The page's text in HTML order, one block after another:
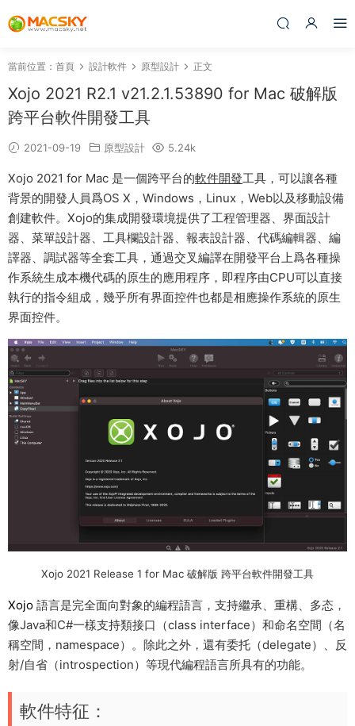
當前位置： 首頁 設計軟件 原型設計 正文
Xojo 2021 R2.1 v21.2.1.53890 for Mac 破解版
跨平台軟件開發工具
2021-09-19 原型設計 5.24k
Xojo 2021 for Mac 是一個跨平台的軟件開發工具，可以讓各種
背景的開發人員爲OS X，Windows，Linux，Web以及移動設備
創建軟件。Xojo的集成開發環境提供了工程管理器、界面設計
器、菜單設計器、工具欄設計器、報表設計器、代碼編輯器、編
譯器、調試器等全套工具，通過交叉編譯在開發平台上爲各種操
作系統生成本機代碼的原生的應用程序，即程序由CPU可以直接
執行的指令組成，幾乎所有界面控件也都是相應操作系統的原生
界面控件。
Xojo 2021 Release 1 for Mac 破解版 跨平台軟件開發工具
Xojo 語言是完全面向對象的編程語言，支持繼承、重構、多态，
像Java和C#一樣支持類接口（class interface）和命名空間（名
稱空間，namespace）。除此之外，還有委托（delegate）、反
射/自省（introspection）等現代編程語言所具有的功能。
軟件特征：